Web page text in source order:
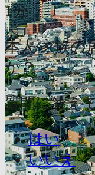
1分
本人/家族の
か？
質問に答え
はい
いいえ